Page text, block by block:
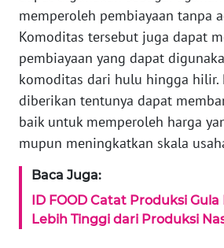
memperoleh pembiayaan tanpa
Komoditas tersebut juga dapat
pembiayaan yang dapat
komoditas dari hulu hingga hilir.
diberikan tentunya dapat
baik untuk memperoleh harga
mupun meningkatkan skala
Baca Juga:
ID FOOD Catat Produksi
Lebih Tinggi dari Produksi
WN
BANTEN
WN
NTT
KEPRI
WN